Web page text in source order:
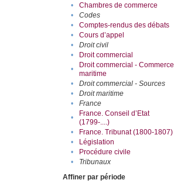
•
Chambres de commerce
•
Codes
•
Comptes-rendus des débats
•
Cours d’appel
•
Droit civil
•
Droit commercial
•
Droit commercial - Commerce
maritime
• Droit commercial - Sources
•
Droit maritime
•
France
•
France. Conseil d’Etat
(1799-....)
• France. Tribunat (1800-1807)
•
Législation
•
Procédure civile
•
Tribunaux
Affiner par période